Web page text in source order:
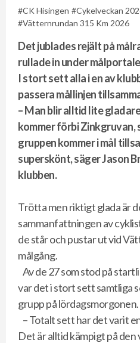
CK Hisingen
Cykelveckan
Vätternrundan 315 Km 2026
Det jublades rejält på
rullade in under
I stort sett alla i en av
passera mållinjen
– Man blir alltid lite
kommer förbi Zinkgruvan,
gruppen kommer i mål
superskönt, säger Jason
klubben.
Trötta men riktigt glada är
sammanfattningen av
de står och pustar ut vid
målgång.
Av de 27 som stod på
var det i stort sett samtliga
grupp på lördagsmorgonen.
– Totalt sett har det varit
Det är alltid kämpigt på den